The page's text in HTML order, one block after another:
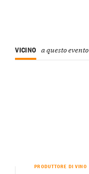
VICINO a questo evento
PRODUTTORE DI VINO